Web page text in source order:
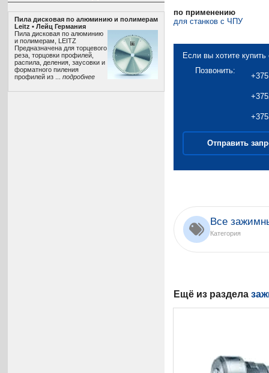
Пила дисковая по алюминию и полимерам
Leitz • Лeйц Германия
Пила дисковая по алюминию
и полимерам, LEITZ
Предназначена для торцевого
реза, торцовки профилей,
распила, деления, заусовки и
форматного пиления
профилей из ... подробнее
по применению
для станков с ЧПУ
Если вы хотите
Позвонить:
Отправить
Все
Категория
Ещё из раздела